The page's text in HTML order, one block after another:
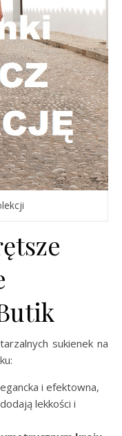
sukienek na
i efektowna,
lekkości i